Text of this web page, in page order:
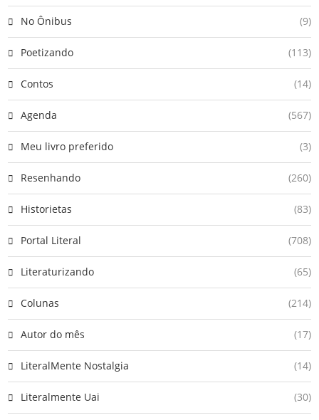
No Ônibus (9)
Poetizando (113)
Contos (14)
Agenda (567)
Meu livro preferido (3)
Resenhando (260)
Historietas (83)
Portal Literal (708)
Literaturizando (65)
Colunas (214)
Autor do mês (17)
LiteralMente Nostalgia (14)
Literalmente Uai (30)